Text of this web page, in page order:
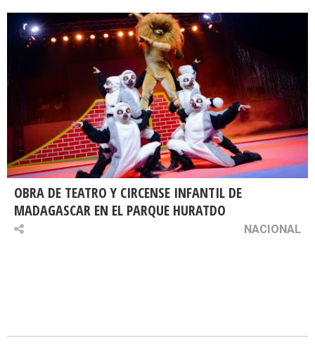
OBRA DE TEATRO Y CIRCENSE INFANTIL DE
MADAGASCAR EN EL PARQUE HURATDO
NACIONAL